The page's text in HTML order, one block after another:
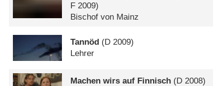
F 2009)
Bischof von Mainz
Tannöd (D 2009)
Lehrer
Machen wirs auf Finnisch (D 2008)